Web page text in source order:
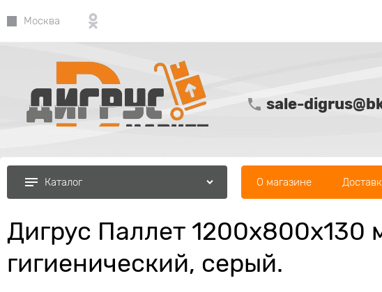
Москва
sale-
Каталог О магазине
Дигрус Паллет 1200х800х130
гигиенический, серый.